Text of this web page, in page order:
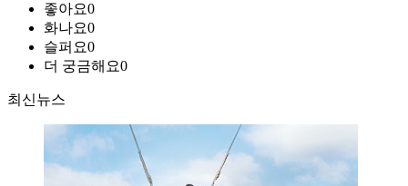
좋아요0
화나요0
슬퍼요0
더 궁금해요0
최신뉴스